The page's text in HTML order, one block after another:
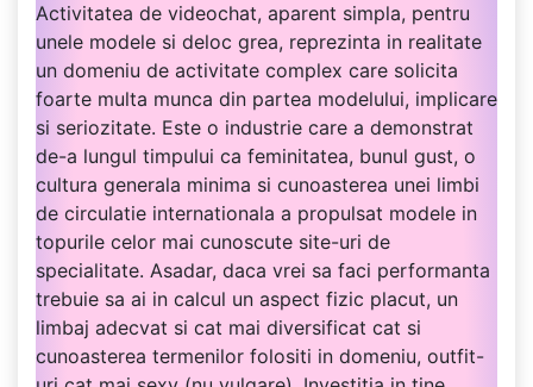
Activitatea de videochat, aparent simpla, pentru
unele modele si deloc grea, reprezinta in realitate
un domeniu de activitate complex care solicita
foarte multa munca din partea modelului, implicare
si seriozitate. Este o industrie care a demonstrat
de-a lungul timpului ca feminitatea, bunul gust, o
cultura generala minima si cunoasterea unei limbi
de circulatie internationala a propulsat modele in
topurile celor mai cunoscute site-uri de
specialitate. Asadar, daca vrei sa faci performanta
trebuie sa ai in calcul un aspect fizic placut, un
limbaj adecvat si cat mai diversificat cat si
cunoasterea termenilor folositi in domeniu, outfit-